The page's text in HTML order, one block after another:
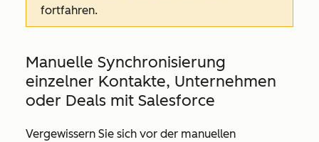
fortfahren.
Manuelle Synchronisierung
einzelner Kontakte, Unternehmen
oder Deals mit Salesforce
Vergewissern Sie sich vor der manuellen